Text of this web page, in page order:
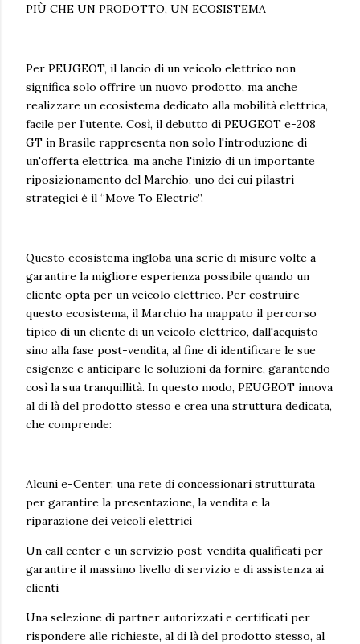
PIÙ CHE UN PRODOTTO, UN ECOSISTEMA
Per PEUGEOT, il lancio di un veicolo elettrico non
significa solo offrire un nuovo prodotto, ma anche
realizzare un ecosistema dedicato alla mobilità elettrica,
facile per l'utente. Così, il debutto di PEUGEOT e-208
GT in Brasile rappresenta non solo l'introduzione di
un'offerta elettrica, ma anche l'inizio di un importante
riposizionamento del Marchio, uno dei cui pilastri
strategici è il “Move To Electric”.
Questo ecosistema ingloba una serie di misure volte a
garantire la migliore esperienza possibile quando un
cliente opta per un veicolo elettrico. Per costruire
questo ecosistema, il Marchio ha mappato il percorso
tipico di un cliente di un veicolo elettrico, dall'acquisto
sino alla fase post-vendita, al fine di identificare le sue
esigenze e anticipare le soluzioni da fornire, garantendo
così la sua tranquillità. In questo modo, PEUGEOT innova
al di là del prodotto stesso e crea una struttura dedicata,
che comprende:
Alcuni e-Center: una rete di concessionari strutturata
per garantire la presentazione, la vendita e la
riparazione dei veicoli elettrici
Un call center e un servizio post-vendita qualificati per
garantire il massimo livello di servizio e di assistenza ai
clienti
Una selezione di partner autorizzati e certificati per
rispondere alle richieste, al di là del prodotto stesso, al